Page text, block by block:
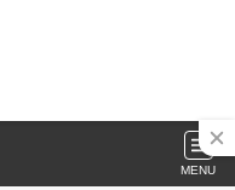
MENU